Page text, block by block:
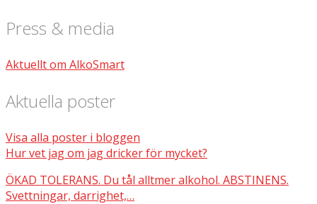
Press & media
Aktuellt om AlkoSmart
Aktuella poster
Visa alla poster i bloggen
Hur vet jag om jag dricker för mycket?
ÖKAD TOLERANS. Du tål alltmer alkohol. ABSTINENS.
Svettningar, darrighet,…